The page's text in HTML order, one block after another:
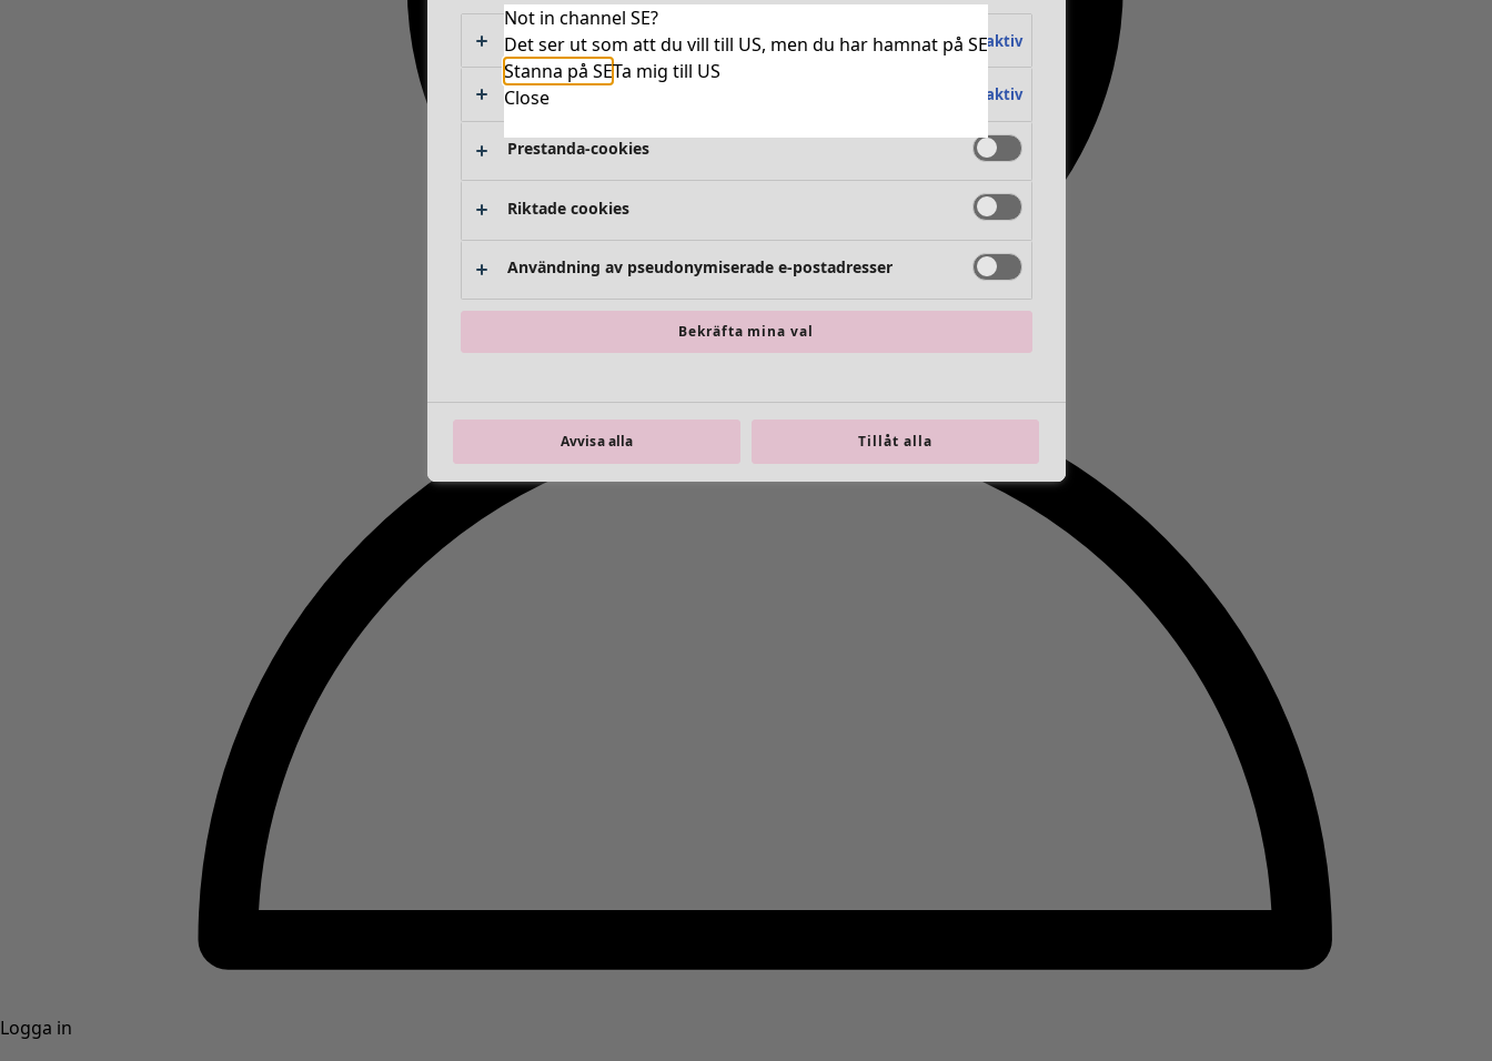
Logga in
Not in channel SE?
Det ser ut som att du vill till US, men du har hamnat på SE
Stanna på SETa mig till US
Close
Absolut nödvändiga cookies Alltid aktiv
Funktionella cookies Alltid aktiv
Prestanda-cookies
Riktade cookies
Användning av pseudonymiserade e-postadresser
Bekräfta mina val
Avvisa alla Tillåt alla